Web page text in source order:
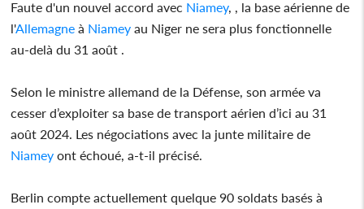
Faute d'un nouvel accord avec Niamey, , la base aérienne de
l'Allemagne à Niamey au Niger ne sera plus fonctionnelle
au-delà du 31 août .
Selon le ministre allemand de la Défense, son armée va
cesser d’exploiter sa base de transport aérien d’ici au 31
août 2024. Les négociations avec la junte militaire de
Niamey ont échoué, a-t-il précisé.
Berlin compte actuellement quelque 90 soldats basés à